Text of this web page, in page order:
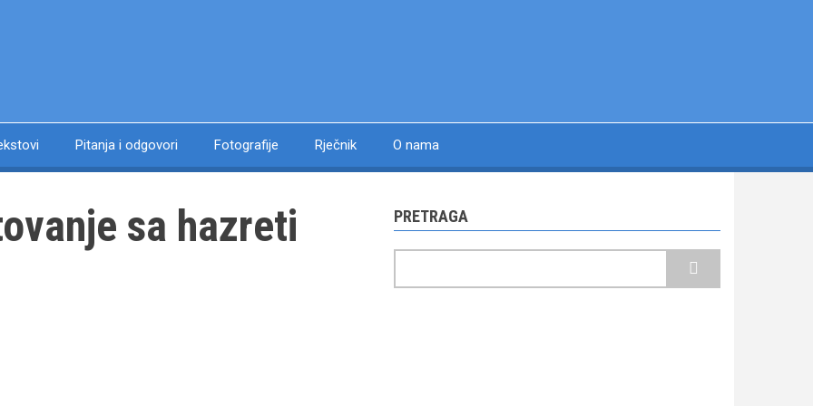
Pitanja i odgovori Fotografije Rječnik O nama
sa hazreti
PRETRAGA